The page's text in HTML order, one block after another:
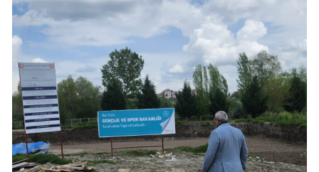
İstanbul
İzmir
Kars
Kastamonu
Kayseri
Kırklareli